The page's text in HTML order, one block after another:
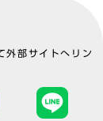
外部サイトへリン